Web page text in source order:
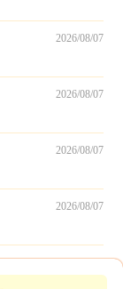
2026/08/07
2026/08/07
2026/08/07
2026/08/07